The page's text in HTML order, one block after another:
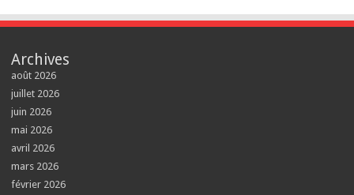
Archives
août 2026
juillet 2026
juin 2026
mai 2026
avril 2026
mars 2026
février 2026